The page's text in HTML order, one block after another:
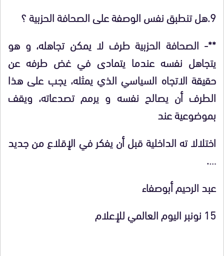
9.هل تنطبق نفس الوصفة على الصحافة الحزبية ؟
**- الصحافة الحزبية طرف لا يمكن تجاهله، و هو
يتجاهل نفسه عندما يتمادى في غض طرفه عن
حقيقة الاتجاه السياسي الذي يمثله، يجب على هذا
الطرف أن يصالح نفسه و يرمم تصدعاته، ويقف
بموضوعية عند
اختلالا ته الداخلية قبل أن يفكر في الإقلاع من جديد
….
عبد الرحيم أبوصفاء
15 نونبر اليوم العالمي للإعلام